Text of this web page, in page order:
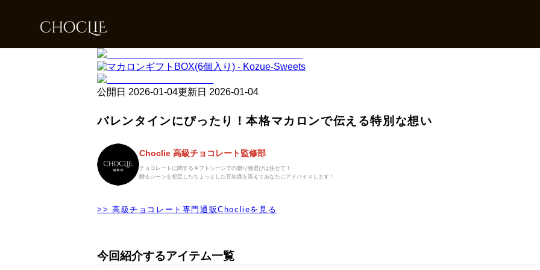
公開日 2026-01-04更新日 2026-01-04
バレンタインにぴったり！本格マカロンで伝える特別な想い
Choclie 高級チョコレート監修部
チョコレートに関するギフトシーンでの贈り物選びは任せて！
贈るシーンを想定したちょっとした豆知識を添えてあなたにアドバイスします！
>> 高級チョコレート専門通販Choclieを見る
今回紹介するアイテム一覧